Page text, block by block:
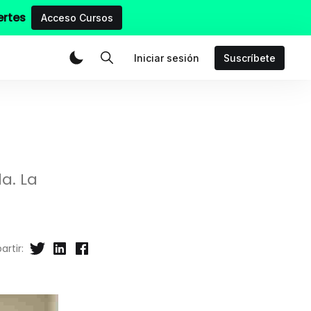
Acceso Cursos
Iniciar sesión Suscríbete
La